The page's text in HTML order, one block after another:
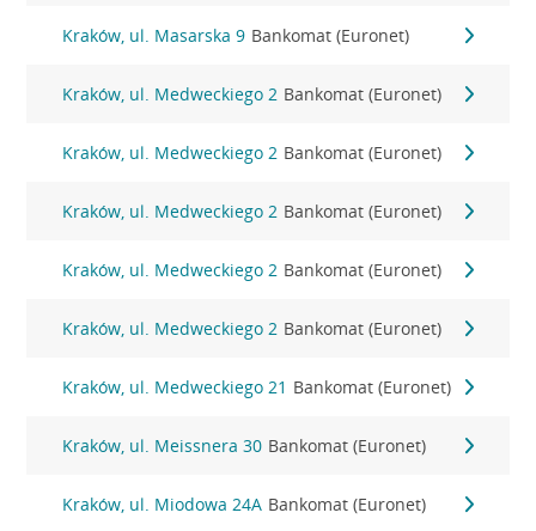
Kraków, ul. Masarska 9 Bankomat (Euronet)
Kraków, ul. Medweckiego 2 Bankomat (Euronet)
Kraków, ul. Medweckiego 2 Bankomat (Euronet)
Kraków, ul. Medweckiego 2 Bankomat (Euronet)
Kraków, ul. Medweckiego 2 Bankomat (Euronet)
Kraków, ul. Medweckiego 2 Bankomat (Euronet)
Kraków, ul. Medweckiego 21 Bankomat (Euronet)
Kraków, ul. Meissnera 30 Bankomat (Euronet)
Kraków, ul. Miodowa 24A Bankomat (Euronet)